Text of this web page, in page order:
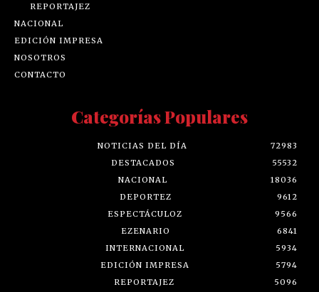
REPORTAJEZ
NACIONAL
EDICIÓN IMPRESA
NOSOTROS
CONTACTO
Categorías Populares
NOTICIAS DEL DÍA
72983
DESTACADOS
55532
NACIONAL
18036
DEPORTEZ
9612
ESPECTÁCULOZ
9566
EZENARIO
6841
INTERNACIONAL
5934
EDICIÓN IMPRESA
5794
REPORTAJEZ
5096